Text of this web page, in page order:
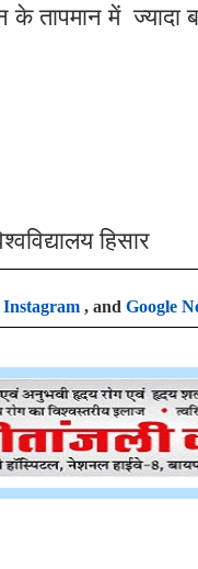
के तापमान में ज्यादा
हिसार
Instagram , and Google